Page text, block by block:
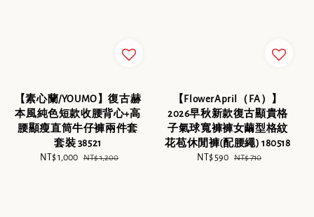
【素心蘭/YOUMO】復古赫
本風純色短款收腰背心+高
腰顯瘦直筒牛仔褲兩件套
套裝 38521
Sale
NT$ 1,000 Regular
NT$ 1,200
【FlowerApril（FA）】
2026早秋新款復古顯貴格
子氣球寬褲褲女繭型格紋
花苞休閒褲(配腰繩) 180518
Sale
NT$ 590 Regular
NT$ 710